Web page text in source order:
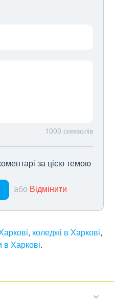
1000 символів
за цією темою
або Відмінити
, коледжі в Харкові,
в Харкові.